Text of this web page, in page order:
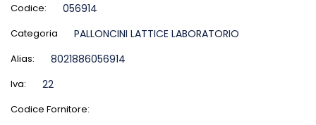
Codice: 056914
Categoria PALLONCINI LATTICE LABORATORIO
Alias: 8021886056914
Iva: 22
Codice Fornitore: